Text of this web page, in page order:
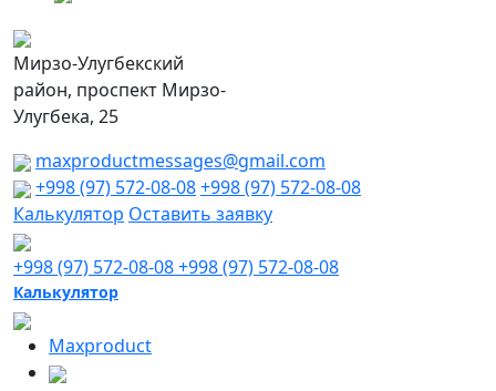
Мирзо-Улугбекский
район, проспект Мирзо-
Улугбека, 25
maxproductmessages@gmail.com
+998 (97) 572-08-08+998 (97) 572-08-08
Калькулятор Оставить заявку
+998 (97) 572-08-08+998 (97) 572-08-08
Калькулятор
Maxproduct